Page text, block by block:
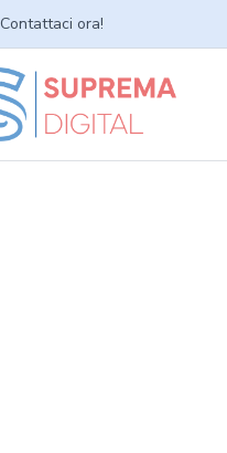
Contattaci ora!